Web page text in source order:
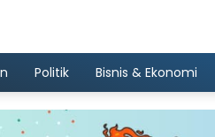
Politik Bisnis & Ekonomi